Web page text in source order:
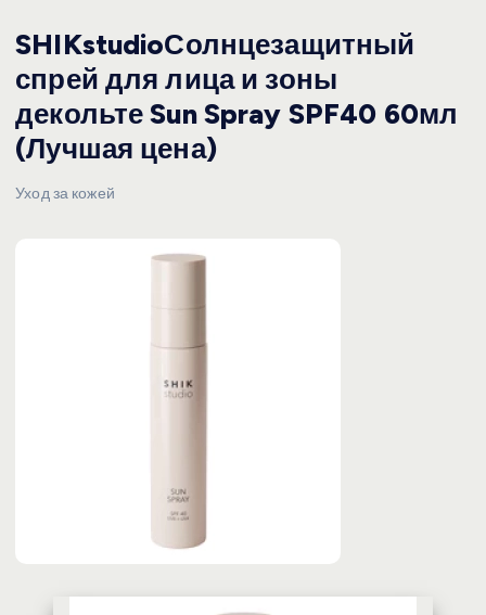
SHIKstudioСолнцезащитный
спрей для лица и зоны
декольте Sun Spray SPF40 60мл
(Лучшая цена)
Уход за кожей